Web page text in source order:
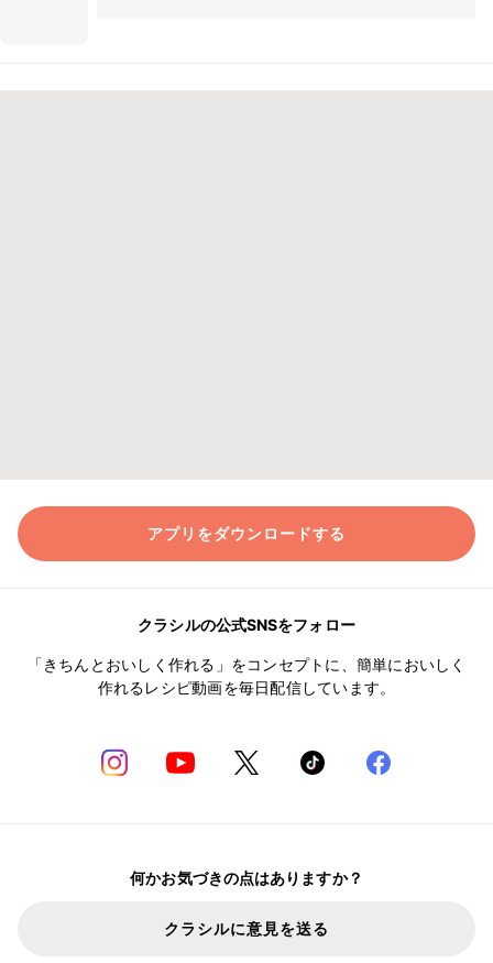
アプリをダウンロードする
クラシルの公式SNSをフォロー
「きちんとおいしく作れる」をコンセプトに、簡単においしく
作れるレシピ動画を毎日配信しています。
何かお気づきの点はありますか？
クラシルに意見を送る